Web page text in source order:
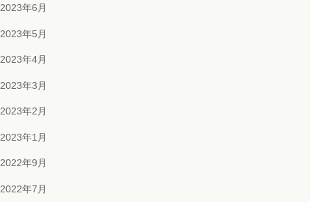
2023年6月
2023年5月
2023年4月
2023年3月
2023年2月
2023年1月
2022年9月
2022年7月